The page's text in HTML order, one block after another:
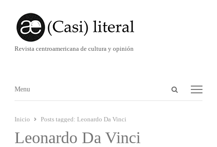
Revista centroamericana de cultura y opinión
Abrir
Menú
Menu
Inicio Posts tagged: Leonardo Da Vinci
Leonardo Da Vinci